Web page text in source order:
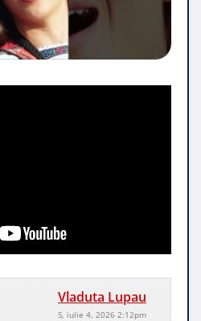
Vladuta Lupau
S, iulie 4, 2026 2:12pm